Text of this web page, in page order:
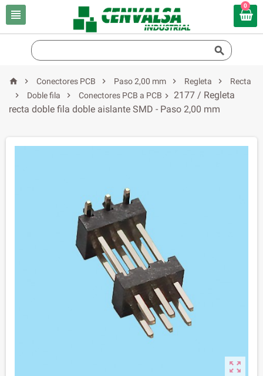

0

  Conectores PCB  Paso 2,00 mm  Regleta 
Recta

Doble fila  Conectores PCB a PCB  2177 / Regleta
recta doble fila doble aislante SMD - Paso 2,00 mm
